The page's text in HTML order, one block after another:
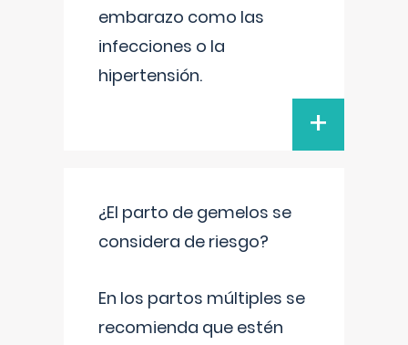
embarazo como las
infecciones o la
hipertensión.
+
¿El parto de gemelos se
considera de riesgo?
En los partos múltiples se
recomienda que estén